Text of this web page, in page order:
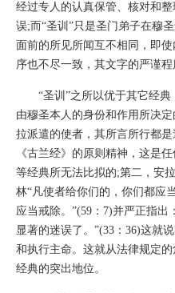
经过专人的认真保管、核对和
误;而“圣训”只是圣门弟子在穆
面前的所见所闻互不相同，即
序也不尽一致，其文字的严谨程
“圣训”之所以优于其它经典
由穆圣本人的身份和作用所决
拉派遣的使者，其所言所行都
《古兰经》的原则精神，这是
等经典所无法比拟的;第二，安
林“凡使者给你们的，你们都应
应当戒除。”(59：7)并严正指出
显著的迷误了。”(33：36)这就
和执行主命。这就从法律规定
经典的突出地位。